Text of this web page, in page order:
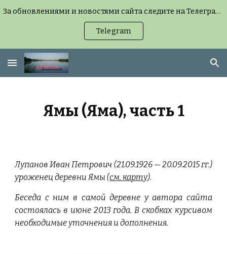
За обновлениями и новостями сайта следите на Телеграм-канале (можно без регистрации, но удобнее с подпиской) или на странице «Новости сайта».
Telegram
Ямы (Яма), часть 1
Лупанов Иван Петрович (21.09.1926 — 20.09.2015 гг.)
уроженец деревни Ямы (см. карту).
Беседа с ним в самой деревне у автора сайта
состоялась в июне 2013 года. В скобках курсивом
необходимые уточнения и дополнения.